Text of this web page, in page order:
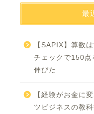
最
【SAPIX】算数
チェックで150点
伸びた
【経験がお金に
ツビジネスの教